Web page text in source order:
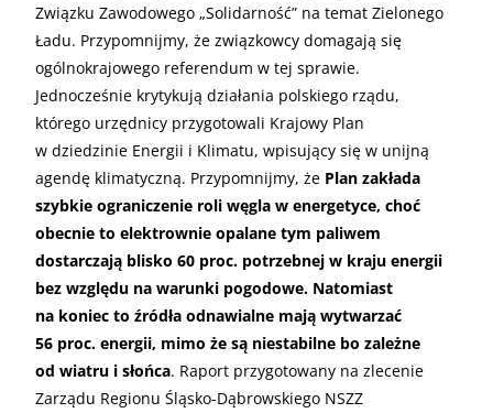
Związku Zawodowego „Solidarność” na temat Zielonego
Ładu. Przypomnijmy, że związkowcy domagają się
ogólnokrajowego referendum w tej sprawie.
Jednocześnie krytykują działania polskiego rządu,
którego urzędnicy przygotowali Krajowy Plan
w dziedzinie Energii i Klimatu, wpisujący się w unijną
agendę klimatyczną. Przypomnijmy, że Plan zakłada
szybkie ograniczenie roli węgla w energetyce, choć
obecnie to elektrownie opalane tym paliwem
dostarczają blisko 60 proc. potrzebnej w kraju energii
bez względu na warunki pogodowe. Natomiast
na koniec to źródła odnawialne mają wytwarzać
56 proc. energii, mimo że są niestabilne bo zależne
od wiatru i słońca. Raport przygotowany na zlecenie
Zarządu Regionu Śląsko-Dąbrowskiego NSZZ